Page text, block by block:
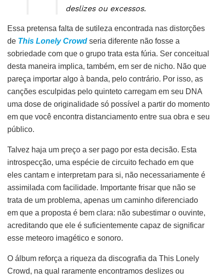
deslizes ou excessos.
Essa pretensa falta de sutileza encontrada nas distorções
de This Lonely Crowd seria diferente não fosse a
sobriedade com que o grupo trata esta fúria. Ser conceitual
desta maneira implica, também, em ser de nicho. Não que
pareça importar algo à banda, pelo contrário. Por isso, as
canções esculpidas pelo quinteto carregam em seu DNA
uma dose de originalidade só possível a partir do momento
em que você encontra distanciamento entre sua obra e seu
público.
Talvez haja um preço a ser pago por esta decisão. Esta
introspecção, uma espécie de circuito fechado em que
eles cantam e interpretam para si, não necessariamente é
assimilada com facilidade. Importante frisar que não se
trata de um problema, apenas um caminho diferenciado
em que a proposta é bem clara: não subestimar o ouvinte,
acreditando que ele é suficientemente capaz de significar
esse meteoro imagético e sonoro.
O álbum reforça a riqueza da discografia da This Lonely
Crowd, na qual raramente encontramos deslizes ou